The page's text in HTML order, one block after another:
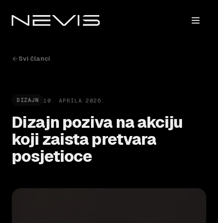
Svi članci
DIZAJN 10. APRILA 2026.
Dizajn poziva na akciju
koji zaista pretvara
posjetioce